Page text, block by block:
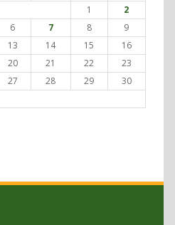
1
2
6 7 8
9
13 14 15
16
20 21 22
23
27 28 29
30